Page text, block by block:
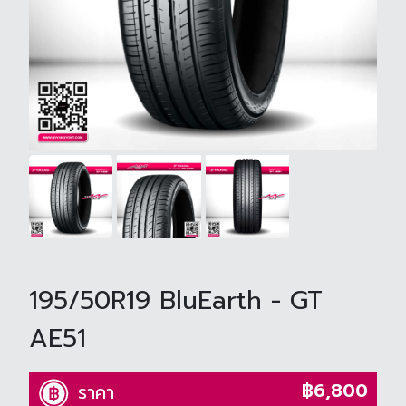
195/50R19 BluEarth - GT
AE51
ราคา ฿6,800